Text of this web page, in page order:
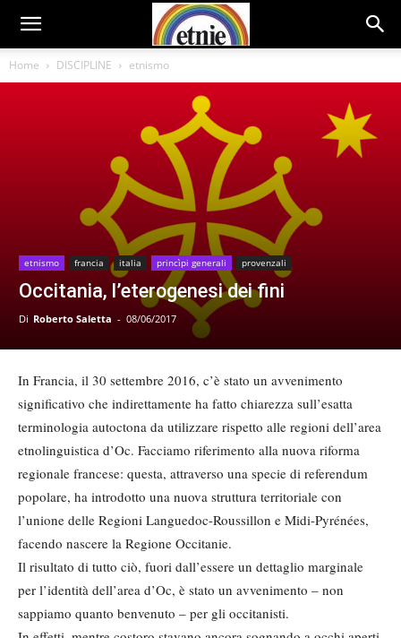
Home DISCIPLINE etnismo
etnismo francia italia princìpi generali provenzali
Occitania, l’eterogenesi dei fini
Di Roberto Saletta - 08/06/2017
In Francia, il 30 settembre 2016, c’è stato un avvenimento
significativo che indirettamente ha fatto chiarezza sull’esatta
terminologia autoctona da utilizzare rispetto alle regioni dell’area
etnolinguistica d’Oc. Facciamo riferimento alla nuova riforma
regionale francese: questa, attraverso una specie di referendum
popolare, ha introdotto una nuova struttura territoriale con
l’unione delle Regioni Languedoc-Roussillon e Midi-Pyrénées,
facendo nascere la Regione Occitanie.
Il risultato di tutto ciò, fuori dall’essere un dettaglio marginale
per l’identità dell’area d’Oc, è stato un avvenimento – non
sappiamo quanto benvenuto – per gli occitanisti.